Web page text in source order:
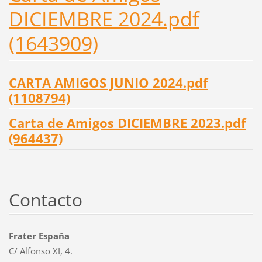
DICIEMBRE 2024.pdf
(1643909)
CARTA AMIGOS JUNIO 2024.pdf
(1108794)
Carta de Amigos DICIEMBRE 2023.pdf
(964437)
Contacto
Frater España
C/ Alfonso XI, 4.